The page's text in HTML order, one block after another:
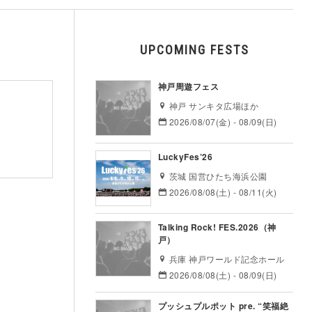
UPCOMING FESTS
神戸周遊フェス
神戸 サンキタ広場ほか
2026/08/07(金) - 08/09(日)
LuckyFes’26
茨城 国営ひたち海浜公園
2026/08/08(土) - 08/11(火)
Talking Rock! FES.2026（神
戸）
兵庫 神戸ワールド記念ホール
2026/08/08(土) - 08/09(日)
プッシュプルポット pre. “笑福絶